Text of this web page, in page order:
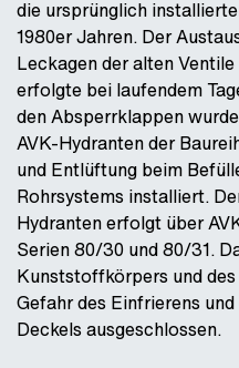
die ursprünglich
1980er Jahren. Der
Leckagen der alten
erfolgte bei laufendem
den Absperrklappen
AVK-Hydranten der
und Entlüftung beim
Rohrsystems installiert.
Hydranten erfolgt über
Serien 80/30 und 80/31.
Kunststoffkörpers und
Gefahr des Einfrierens
Deckels ausgeschlossen.